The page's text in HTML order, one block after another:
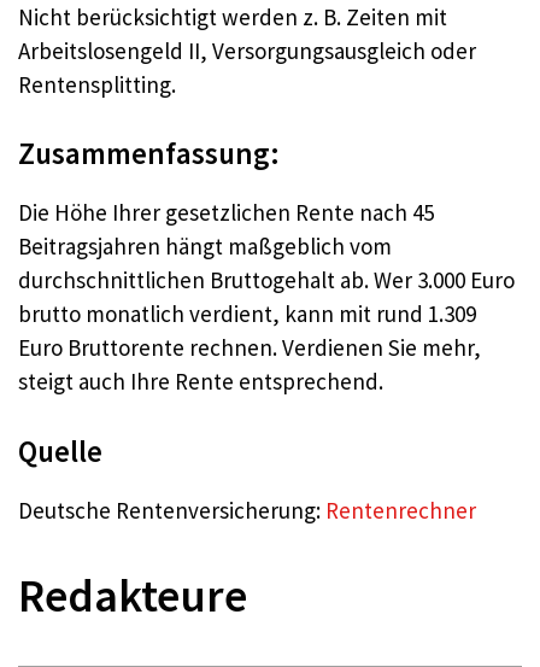
Nicht berücksichtigt werden z. B. Zeiten mit
Arbeitslosengeld II, Versorgungsausgleich oder
Rentensplitting.
Zusammenfassung:
Die Höhe Ihrer gesetzlichen Rente nach 45
Beitragsjahren hängt maßgeblich vom
durchschnittlichen Bruttogehalt ab. Wer 3.000 Euro
brutto monatlich verdient, kann mit rund 1.309
Euro Bruttorente rechnen. Verdienen Sie mehr,
steigt auch Ihre Rente entsprechend.
Quelle
Deutsche Rentenversicherung: Rentenrechner
Redakteure